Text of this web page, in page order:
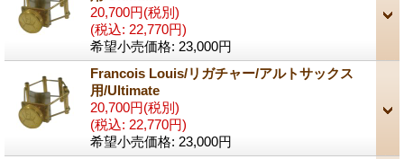
20,700円(税別)
(税込: 22,770円)
希望小売価格: 23,000円
Francois Louis/リガチャー/アルトサックス
用/Ultimate
20,700円(税別)
(税込: 22,770円)
希望小売価格: 23,000円